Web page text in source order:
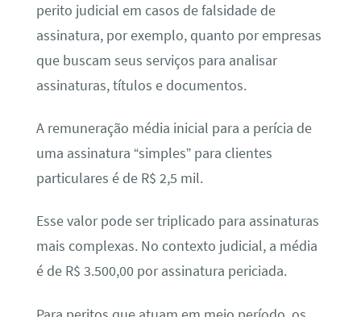
perito judicial em casos de falsidade de
assinatura, por exemplo, quanto por empresas
que buscam seus serviços para analisar
assinaturas, títulos e documentos.
A remuneração média inicial para a perícia de
uma assinatura “simples” para clientes
particulares é de R$ 2,5 mil.
Esse valor pode ser triplicado para assinaturas
mais complexas. No contexto judicial, a média
é de R$ 3.500,00 por assinatura periciada.